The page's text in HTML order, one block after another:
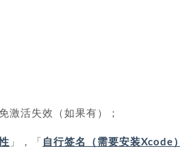
激活失效（如果有）；
」，「 自行签名（需要安装Xcode）